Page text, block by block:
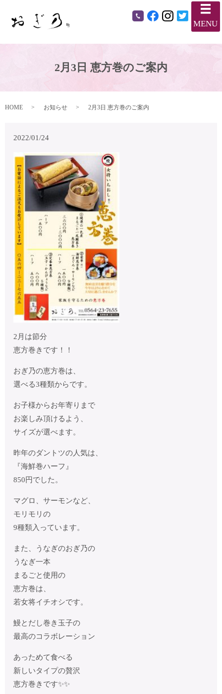
メ
MENU
2月3日 恵方巻のご案内
HOME お知らせ 2月3日 恵方巻のご案内
2022/01/24
2月は節分
恵方巻きです！！
おぎ乃の恵方巻は、
選べる3種類からです。
お子様からお年寄りまで
お楽しみ頂けるよう、
サイズが選べます。
昨年のダントツの人気は、
『海鮮巻ハーフ』
850円でした。
マグロ、サーモンなど、
モリモリの
9種類入っています。
また、うなぎのおぎ乃の
うなぎ一本
まるごと使用の
恵方巻は、
若女将イチオシです。
鰻とだし巻き玉子の
最高のコラボレーション
あっためて食べる
新しいタイプの贅沢
恵方巻きです✨✨